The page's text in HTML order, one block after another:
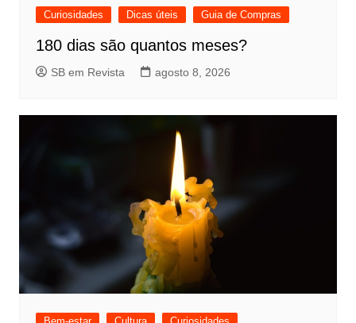
Curiosidades Dicas úteis Guia de Compras
180 dias são quantos meses?
SB em Revista agosto 8, 2026